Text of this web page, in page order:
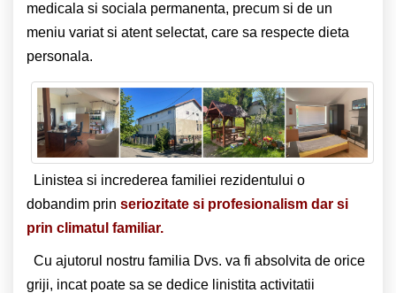
medicala si sociala permanenta, precum si de un
meniu variat si atent selectat, care sa respecte dieta
personala.
Linistea si increderea familiei rezidentului o
dobandim prin seriozitate si profesionalism dar si
prin climatul familiar.
Cu ajutorul nostru familia Dvs. va fi absolvita de orice
griji, incat poate sa se dedice linistita activitatii